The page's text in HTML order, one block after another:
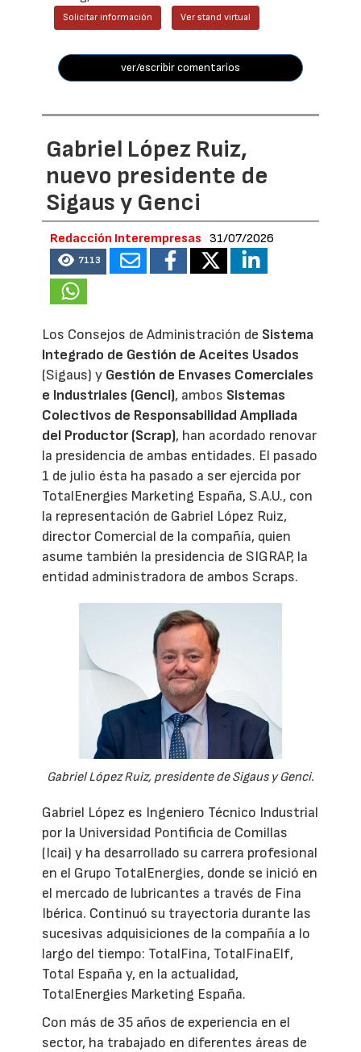
Solicitar información Ver stand virtual
ver/escribir comentarios
Gabriel López Ruiz,
nuevo presidente de
Sigaus y Genci
Redacción Interempresas 31/07/2026
7113
Los Consejos de Administración de Sistema
Integrado de Gestión de Aceites Usados
(Sigaus) y Gestión de Envases Comerciales
e Industriales (Genci), ambos Sistemas
Colectivos de Responsabilidad Ampliada
del Productor (Scrap), han acordado renovar
la presidencia de ambas entidades. El pasado
1 de julio ésta ha pasado a ser ejercida por
TotalEnergies Marketing España, S.A.U., con
la representación de Gabriel López Ruiz,
director Comercial de la compañía, quien
asume también la presidencia de SIGRAP, la
entidad administradora de ambos Scraps.
Gabriel López Ruiz, presidente de Sigaus y Genci.
Gabriel López es Ingeniero Técnico Industrial
por la Universidad Pontificia de Comillas
(Icai) y ha desarrollado su carrera profesional
en el Grupo TotalEnergies, donde se inició en
el mercado de lubricantes a través de Fina
Ibérica. Continuó su trayectoria durante las
sucesivas adquisiciones de la compañía a lo
largo del tiempo: TotalFina, TotalFinaElf,
Total España y, en la actualidad,
TotalEnergies Marketing España.
Con más de 35 años de experiencia en el
sector, ha trabajado en diferentes áreas de